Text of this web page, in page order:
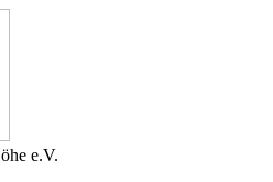
e.V.